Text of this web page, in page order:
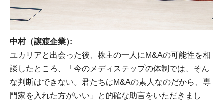
中村（譲渡企業）
ユカリアと出会った後、株主の一人にM&Aの可能性を相
談したところ、「今のメディステップの体制では、そん
な判断はできない。君たちはM&Aの素人なのだから、専
門家を入れた方がいい」と的確な助言をいただきまし